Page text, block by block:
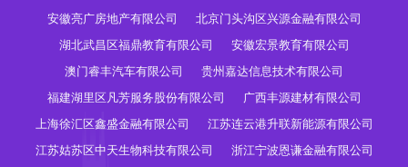
安徽亮广房地产有限公司
北京门头沟区兴源金融有限公司
湖北武昌区福鼎教育有限公司
安徽宏景教育有限公司
澳门睿丰汽车有限公司
贵州嘉达信息技术有限公司
福建湖里区凡芳服务股份有限公司
广西丰源建材有限公司
上海徐汇区鑫盛金融有限公司
江苏连云港升联新能源有限公司
江苏姑苏区中天生物科技有限公司
浙江宁波恩谦金融有限公司